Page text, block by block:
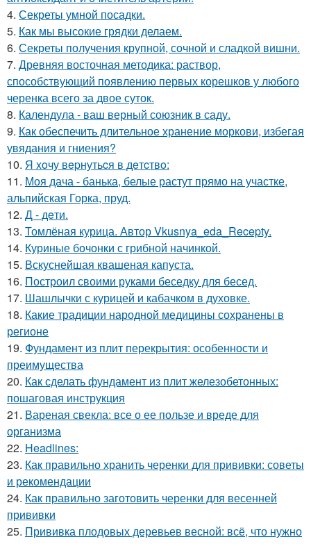
4. Секреты умной посадки.
5. Как мы высокие грядки делаем.
6. Секреты получения крупной, сочной и сладкой вишни.
7. Древняя восточная методика: раствор,
способствующий появлению первых корешков у любого
черенка всего за двое суток.
8. Календула - ваш верный союзник в саду.
9. Как обеспечить длительное хранение моркови, избегая
увядания и гниения?
10. Я xoчу вepнутьcя в дeтcтвo:
11. Моя дача - банька, белые растут прямо на участке,
альпийская Горка, пруд.
12. Д - дeти.
13. Томлёная курица. Автор Vkusnya_eda_Recepty.
14. Куриные бочонки с грибной начинкой.
15. Вскуснейшая квашеная капуста.
16. Построил своими руками беседку для бесед.
17. Шашлычки с курицей и кабачком в духовке.
18. Какие традиции народной медицины сохранены в
регионе
19. Фундамент из плит перекрытия: особенности и
преимущества
20. Как сделать фундамент из плит железобетонных:
пошаговая инструкция
21. Вареная свекла: все о ее пользе и вреде для
организма
22. Headlines:
23. Как правильно хранить черенки для прививки: советы
и рекомендации
24. Как правильно заготовить черенки для весенней
прививки
25. Прививка плодовых деревьев весной: всё, что нужно